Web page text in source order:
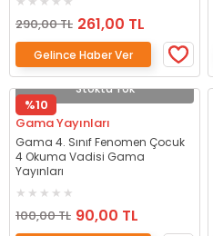
290,00 TL 261,00 TL
Gelince Haber Ver
Stokta Yok
%10
Gama Yayınları
Gama 4. Sınıf Fenomen Çocuk
4 Okuma Vadisi Gama
Yayınları
100,00 TL 90,00 TL